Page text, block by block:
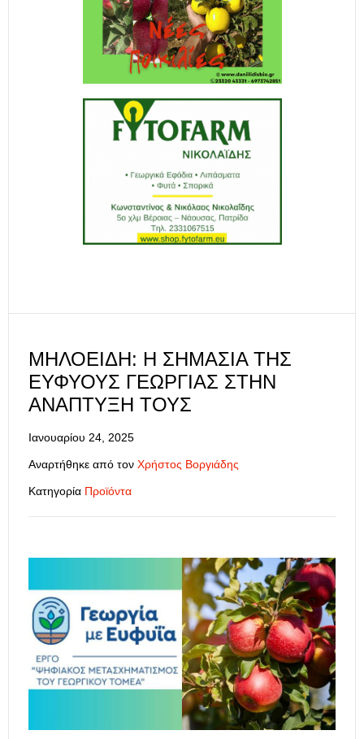
ΜΗΛΟΕΙΔΉ: Η ΣΗΜΑΣΊΑ ΤΗΣ
ΕΥΦΥΟΎΣ ΓΕΩΡΓΊΑΣ ΣΤΗΝ
ΑΝΆΠΤΥΞΉ ΤΟΥΣ
Ιανουαρίου 24, 2025
Αναρτήθηκε από τον Χρήστος Βοργιάδης
Κατηγορία Προϊόντα